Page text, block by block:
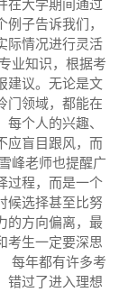
在大学期间通过
子告诉我们，
际情况进行灵活
业知识，根据考
建议。无论是文
门领域，都能在
个人的兴趣、
应盲目跟风，而
峰老师也提醒广
过程，而是一个
候选择甚至比努
的方向偏离，最
考生一定要深思
每年都有许多考
错过了进入理想